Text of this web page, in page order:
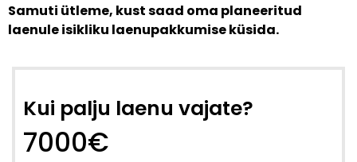
Samuti ütleme, kust saad oma planeeritud
laenule isikliku laenupakkumise küsida.
Kui palju laenu vajate?
7000€